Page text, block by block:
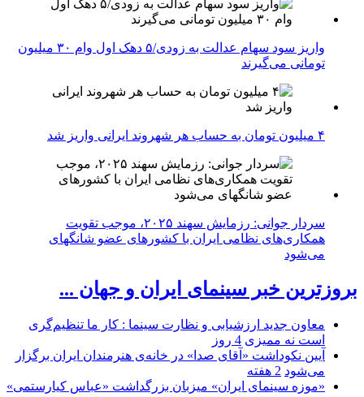
واریز سود سهام عدالت به زودی/۵ دهک اول وام ۳۰ میلیون
تومانی می‌گیرند
۴ میلیون تومان به حساب هر شهروند ایرانی واریز شد
سردار جوانی: رزمایش سهند ۲۰۲۵، موجب تقویت
همکاری‌های نظامی ایران با کشور‌های عضو شانگهای
می‌شود
بروزترین خبر سینمای ایران و جهان ...
معاون جدید ارزشیابی و نظارت سینما : کار ما تنظیم‌گری
است نه ممیزی 4 روز
آیین نکوداشت «آقای صدا» در خانه‌ی هنرمندان ایران برگزار
می‌شود 2 هفته
«موزه سینمای ایران» میزبان بزرگداشت «عباس کیارستمی»